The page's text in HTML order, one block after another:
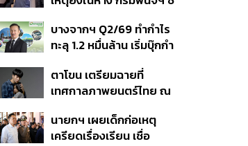
เนื่อง ประเมินปล่อยตัว
บางจากฯ Q2/69 ทำกำไร
ทะลุ 1.2 หมื่นล้าน เริ่มบุ๊กกำ
แรก หนุนรายได้ครึ่งปีทะลุ
3.2 แสนล้าน
ตาโขน เตรียมฉายที่
เทศกาลภาพยนตร์ไทย ณ
นายกฯ เผยเด็กก่อเหตุ
เครียดเรื่องเรียน เชื่อ